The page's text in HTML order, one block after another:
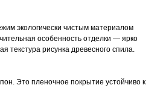
экологически чистым материалом
особенность отделки — ярко
текстура рисунка древесного спила.
Это пленочное покрытие устойчиво к